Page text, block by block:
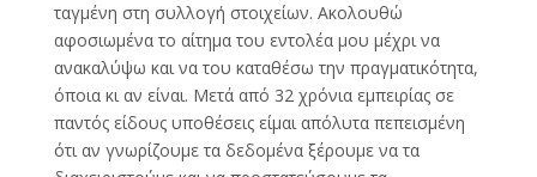
ταγμένη στη συλλογή στοιχείων. Ακολουθώ
αφοσιωμένα το αίτημα του εντολέα μου μέχρι να
ανακαλύψω και να του καταθέσω την πραγματικότητα,
όποια κι αν είναι. Μετά από 32 χρόνια εμπειρίας σε
παντός είδους υποθέσεις είμαι απόλυτα πεπεισμένη
ότι αν γνωρίζουμε τα δεδομένα ξέρουμε να τα